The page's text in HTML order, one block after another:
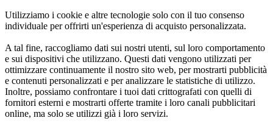
Utilizziamo i cookie e altre tecnologie solo con il tuo consenso
individuale per offrirti un'esperienza di acquisto personalizzata.
A tal fine, raccogliamo dati sui nostri utenti, sul loro comportamento
e sui dispositivi che utilizzano. Questi dati vengono utilizzati per
ottimizzare continuamente il nostro sito web, per mostrarti pubblicità
e contenuti personalizzati e per analizzare le statistiche di utilizzo.
Inoltre, possiamo confrontare i tuoi dati crittografati con quelli di
fornitori esterni e mostrarti offerte tramite i loro canali pubblicitari
online, ma solo se utilizzi già i loro servizi.